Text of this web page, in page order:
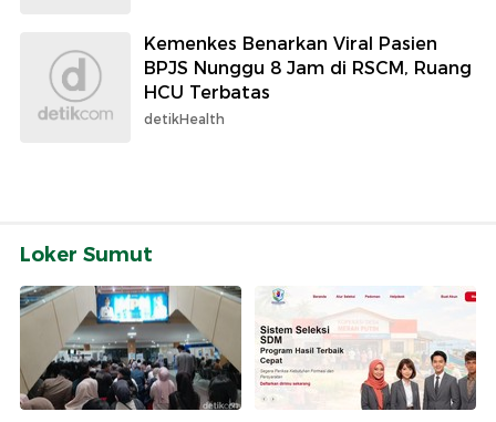
Kemenkes Benarkan Viral Pasien
BPJS Nunggu 8 Jam di RSCM, Ruang
HCU Terbatas
detikHealth
Loker Sumut